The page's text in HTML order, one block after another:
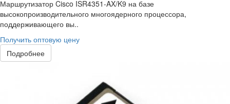
Маршрутизатор Cisco ISR4351-AX/K9 на базе
высокопроизводительного многоядерного процессора,
поддерживающего вы..
Получить оптовую цену
Подробнее